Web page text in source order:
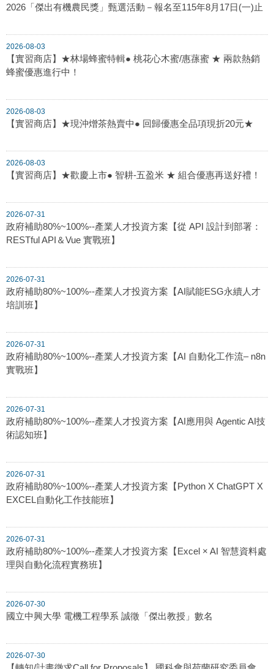
2026「傑出有機農民獎」甄選活動－報名至115年8月17日(一)止
2026-08-03
【實習商店】★林場蜂蜜特輯● 桃花心木蜜/惠蓀蜜 ★ 兩款熱銷
蜂蜜優惠進行中！
2026-08-03
【實習商店】★現沖熷茶熱賣中● 回歸優惠全品項現折20元★
2026-08-03
【實習商店】★歡慶上市● 智耕-五盈米 ★ 組合優惠再送好禮！
2026-07-31
政府補助80%~100%--產業人才投資方案【從 API 設計到部署：
RESTful API＆Vue 實戰班】
2026-07-31
政府補助80%~100%--產業人才投資方案【AI賦能ESG永續人才
培訓班】
2026-07-31
政府補助80%~100%--產業人才投資方案【AI 自動化工作流– n8n
實戰班】
2026-07-31
政府補助80%~100%--產業人才投資方案【AI應用與 Agentic AI技
術認知班】
2026-07-31
政府補助80%~100%--產業人才投資方案【Python X ChatGPT X
EXCEL自動化工作技能班】
2026-07-31
政府補助80%~100%--產業人才投資方案【Excel × AI 智慧資料處
理與自動化流程實務班】
2026-07-30
國立中興大學 電機工程學系 誠徵「傑出教授」數名
2026-07-30